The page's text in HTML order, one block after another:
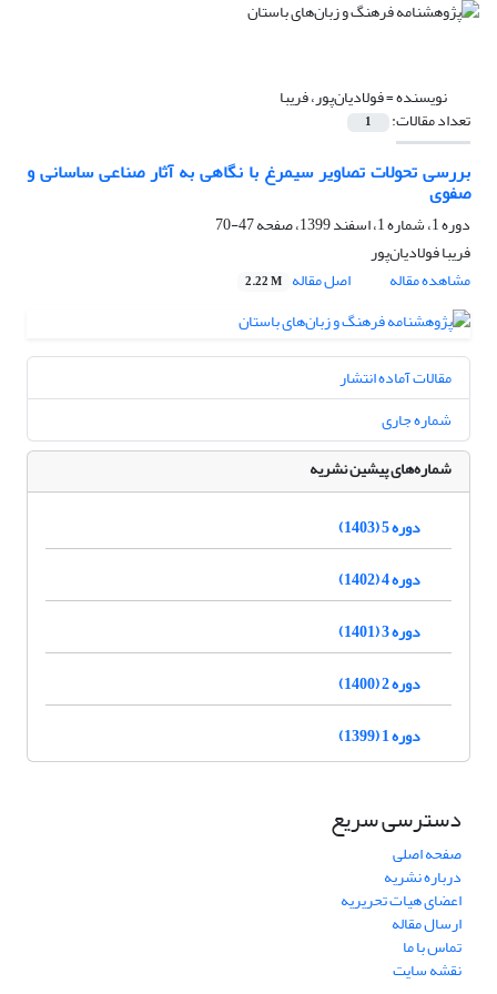
نویسنده =فولادیان‌پور، فریبا
تعداد مقالات: 1
بررسی تحولات تصاویر سیمرغ با نگاهی به آثار صناعی ساسانی و
صفوی
دوره 1، شماره 1، اسفند 1399، صفحه
47-70
فریبا فولادیان‌پور
مشاهده مقاله
اصل مقاله 2.22 M
مقالات آماده انتشار
شماره جاری
شماره‌های پیشین نشریه
دوره 5 (1403)
دوره 4 (1402)
دوره 3 (1401)
دوره 2 (1400)
دوره 1 (1399)
دسترسی سریع
صفحه اصلی
درباره نشریه
اعضای هیات تحریریه
ارسال مقاله
تماس با ما
نقشه سایت